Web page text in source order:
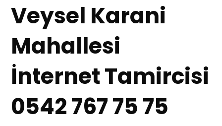
Veysel Karani
Mahallesi
İnternet Tamircisi
0542 767 75 75